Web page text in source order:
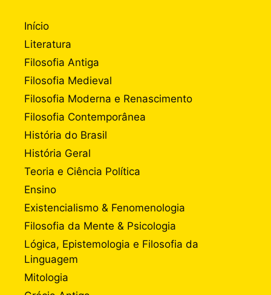
Início
Literatura
Filosofia Antiga
Filosofia Medieval
Filosofia Moderna e Renascimento
Filosofia Contemporânea
História do Brasil
História Geral
Teoria e Ciência Política
Ensino
Existencialismo & Fenomenologia
Filosofia da Mente & Psicologia
Lógica, Epistemologia e Filosofia da
Linguagem
Mitologia